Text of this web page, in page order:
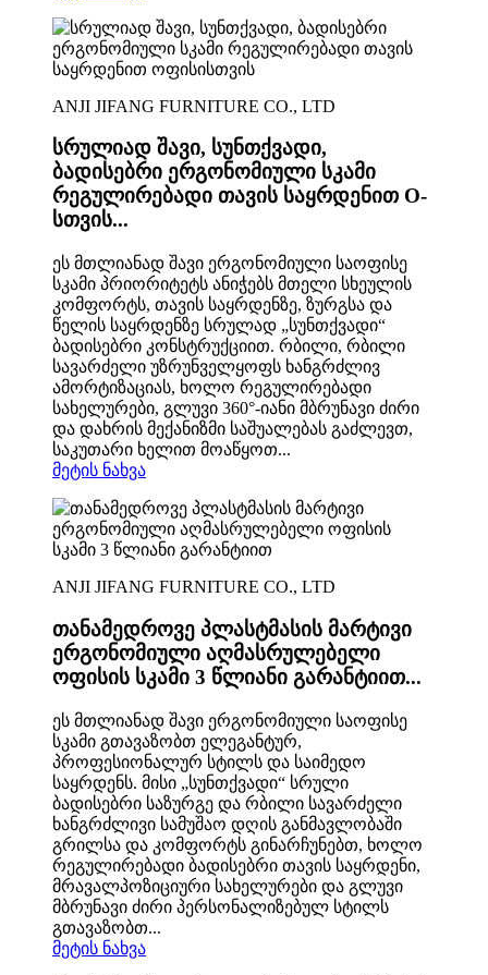
ANJI JIFANG FURNITURE CO., LTD
სრულიად შავი, სუნთქვადი,
ბადისებრი ერგონომიული სკამი
რეგულირებადი თავის საყრდენით O-
სთვის...
ეს მთლიანად შავი ერგონომიული საოფისე
სკამი პრიორიტეტს ანიჭებს მთელი სხეულის
კომფორტს, თავის საყრდენზე, ზურგსა და
წელის საყრდენზე სრულად „სუნთქვადი“
ბადისებრი კონსტრუქციით. რბილი, რბილი
სავარძელი უზრუნველყოფს ხანგრძლივ
ამორტიზაციას, ხოლო რეგულირებადი
სახელურები, გლუვი 360°-იანი მბრუნავი ძირი
და დახრის მექანიზმი საშუალებას გაძლევთ,
საკუთარი ხელით მოაწყოთ...
მეტის ნახვა
ANJI JIFANG FURNITURE CO., LTD
თანამედროვე პლასტმასის მარტივი
ერგონომიული აღმასრულებელი
ოფისის სკამი 3 წლიანი გარანტიით...
ეს მთლიანად შავი ერგონომიული საოფისე
სკამი გთავაზობთ ელეგანტურ,
პროფესიონალურ სტილს და საიმედო
საყრდენს. მისი „სუნთქვადი“ სრული
ბადისებრი საზურგე და რბილი სავარძელი
ხანგრძლივი სამუშაო დღის განმავლობაში
გრილსა და კომფორტს გინარჩუნებთ, ხოლო
რეგულირებადი ბადისებრი თავის საყრდენი,
მრავალპოზიციური სახელურები და გლუვი
მბრუნავი ძირი პერსონალიზებულ სტილს
გთავაზობთ...
მეტის ნახვა